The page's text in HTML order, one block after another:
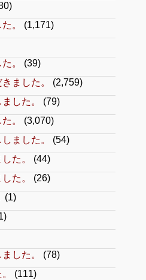
。
(1,171)
。
(39)
ました。
(2,759)
した。
(79)
。
(3,070)
ました。
(54)
た。
(44)
た。
(26)
(1)
した。
(78)
(111)